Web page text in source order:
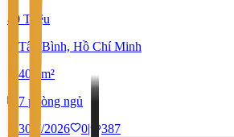
80 Triệu
Tân Bình, Hồ Chí Minh
400 m²
7 phòng ngủ
30/7/2026
0| 387